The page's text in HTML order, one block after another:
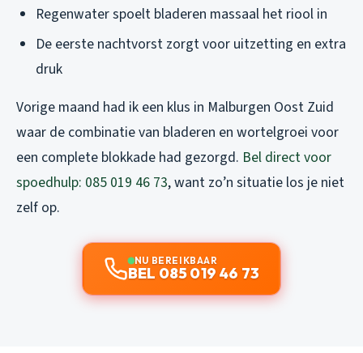
Regenwater spoelt bladeren massaal het riool in
De eerste nachtvorst zorgt voor uitzetting en extra
druk
Vorige maand had ik een klus in Malburgen Oost Zuid
waar de combinatie van bladeren en wortelgroei voor
een complete blokkade had gezorgd. Bel direct voor
spoedhulp: 085 019 46 73, want zo’n situatie los je niet
zelf op.
NU BEREIKBAAR
BEL 085 019 46 73